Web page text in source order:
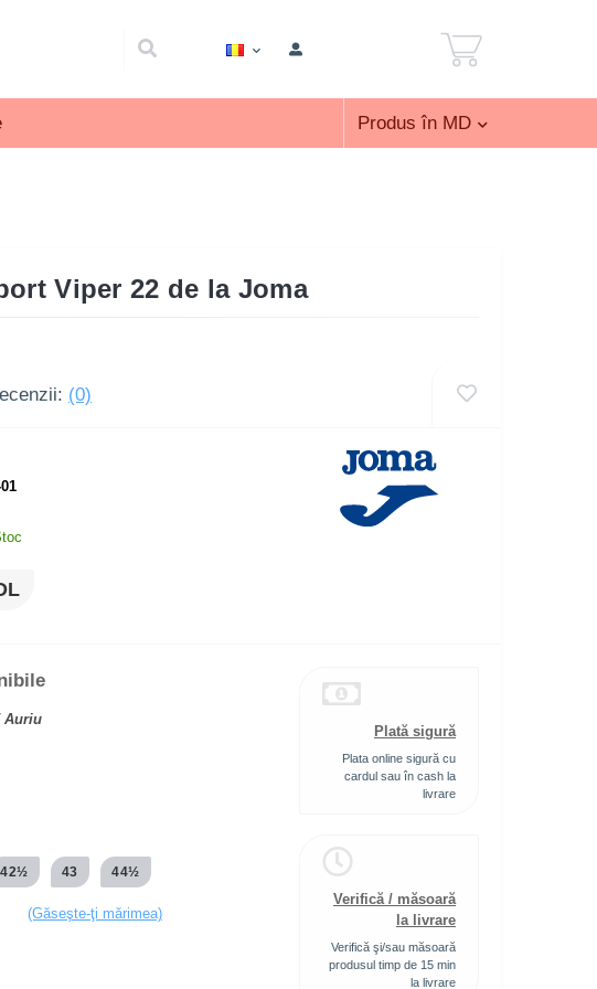
Produs în MD
Viper 22 de la Joma
(0)
Auriu
42½ 43 44½
(Găseşte-ţi mărimea)
Plată sigură
Plata online sigură cu
cardul sau în cash la
livrare
Verifică / măsoară
la livrare
Verifică şi/sau măsoară
produsul timp de 15 min
la livrare